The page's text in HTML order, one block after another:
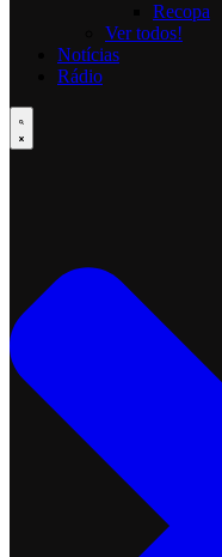
Recopa
Ver todos!
Notícias
Rádio